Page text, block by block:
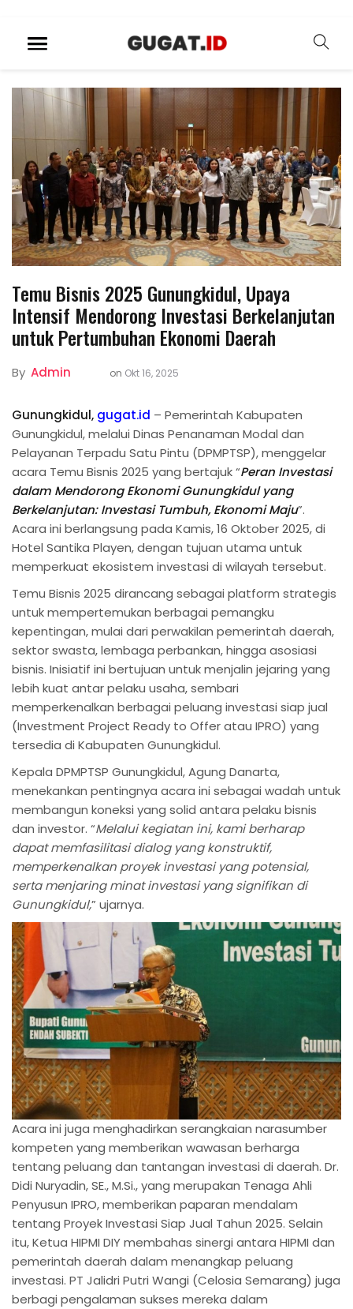
Temu Bisnis 2025 Gunungkidul, Upaya
Intensif Mendorong Investasi Berkelanjutan
untuk Pertumbuhan Ekonomi Daerah
By Admin on Okt 16, 2025
Gunungkidul, gugat.id – Pemerintah Kabupaten
Gunungkidul, melalui Dinas Penanaman Modal dan
Pelayanan Terpadu Satu Pintu (DPMPTSP), menggelar
acara Temu Bisnis 2025 yang bertajuk “Peran Investasi
dalam Mendorong Ekonomi Gunungkidul yang
Berkelanjutan: Investasi Tumbuh, Ekonomi Maju”.
Acara ini berlangsung pada Kamis, 16 Oktober 2025, di
Hotel Santika Playen, dengan tujuan utama untuk
memperkuat ekosistem investasi di wilayah tersebut.
Temu Bisnis 2025 dirancang sebagai platform strategis
untuk mempertemukan berbagai pemangku
kepentingan, mulai dari perwakilan pemerintah daerah,
sektor swasta, lembaga perbankan, hingga asosiasi
bisnis. Inisiatif ini bertujuan untuk menjalin jejaring yang
lebih kuat antar pelaku usaha, sembari
memperkenalkan berbagai peluang investasi siap jual
(Investment Project Ready to Offer atau IPRO) yang
tersedia di Kabupaten Gunungkidul.
Kepala DPMPTSP Gunungkidul, Agung Danarta,
menekankan pentingnya acara ini sebagai wadah untuk
membangun koneksi yang solid antara pelaku bisnis
dan investor. “Melalui kegiatan ini, kami berharap
dapat memfasilitasi dialog yang konstruktif,
memperkenalkan proyek investasi yang potensial,
serta menjaring minat investasi yang signifikan di
Gunungkidul,” ujarnya.
Acara ini juga menghadirkan serangkaian narasumber
kompeten yang memberikan wawasan berharga
tentang peluang dan tantangan investasi di daerah. Dr.
Didi Nuryadin, SE., M.Si., yang merupakan Tenaga Ahli
Penyusun IPRO, memberikan paparan mendalam
tentang Proyek Investasi Siap Jual Tahun 2025. Selain
itu, Ketua HIPMI DIY membahas sinergi antara HIPMI dan
pemerintah daerah dalam menangkap peluang
investasi. PT Jalidri Putri Wangi (Celosia Semarang) juga
berbagi pengalaman sukses mereka dalam